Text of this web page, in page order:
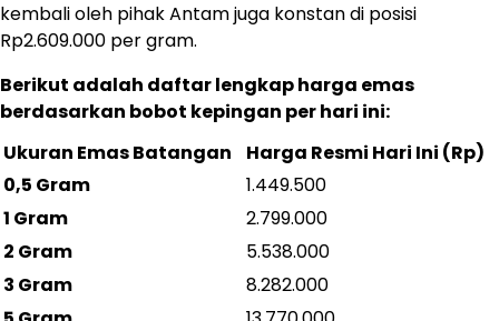
kembali oleh pihak Antam juga konstan di posisi
Rp2.609.000 per gram.
Berikut adalah daftar lengkap harga emas
berdasarkan bobot kepingan per hari ini:
Ukuran Emas Batangan
Harga Resmi Hari Ini (Rp)
0,5 Gram
1.449.500
1 Gram
2.799.000
2 Gram
5.538.000
3 Gram
8.282.000